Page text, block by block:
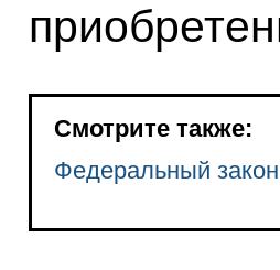
Смотрите также:
Федеральный